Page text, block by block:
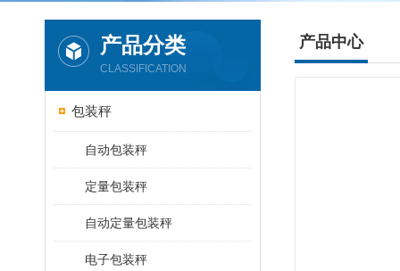
产品分类
CLASSIFICATION
包装秤
自动包装秤
定量包装秤
自动定量包装秤
电子包装秤
产品中心